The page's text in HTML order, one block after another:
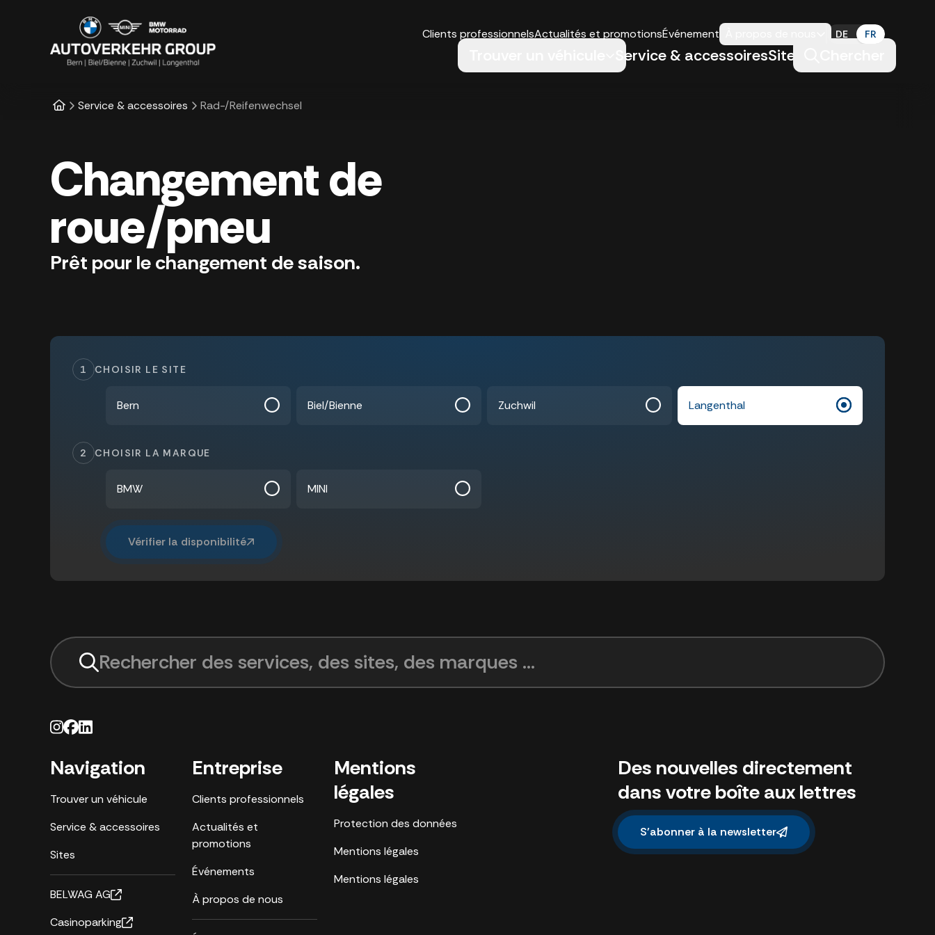
Service & accessoiresSites
Clients professionnelsActualités et promotionsÉvénements DE FR
Service & accessoires Rad-/Reifenwechsel
Changement de
roue/pneu
Prêt pour le changement de saison.
1 CHOISIR LE SITE
Bern Biel/Bienne Zuchwil Langenthal
2 CHOISIR LA MARQUE
BMW MINI
Vérifier la disponibilité
Rechercher des services, des sites, des marques ...
Navigation
Trouver un véhicule
Service & accessoires
Sites
BELWAG AG
Casinoparking
Entreprise
Clients professionnels
Actualités et
promotions
Événements
À propos de nous
Mentions
légales
Protection des données
Mentions légales
Mentions légales
Des nouvelles directement
dans votre boîte aux lettres
S'abonner à la newsletter